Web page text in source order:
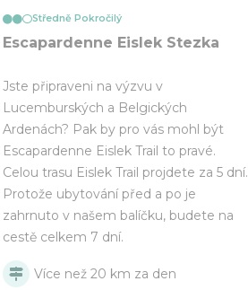
Středně Pokročilý
Escapardenne Eislek Stezka
Jste připraveni na výzvu v
Lucemburských a Belgických
Ardenách? Pak by pro vás mohl být
Escapardenne Eislek Trail to pravé.
Celou trasu Eislek Trail projdete za 5 dní.
Protože ubytování před a po je
zahrnuto v našem balíčku, budete na
cestě celkem 7 dní.
Více než 20 km za den